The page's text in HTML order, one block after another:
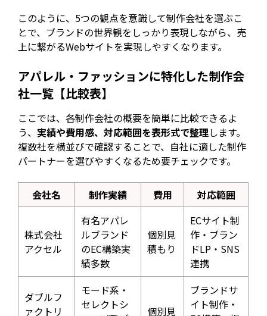
このように、5つの観点を意識して制作会社を選ぶこ
とで、ブランドの世界観をしっかり表現しながら、売
上に繋がるWebサイトを実現しやすくなります。
アパレル・ファッションに特化した制作会
社一覧【比較表】
ここでは、各制作会社の概要を簡単に比較できるよ
う、 実績や費用感、対応範囲を表形式で整理します。
複数社を横並びで確認することで、自社に適した制作
パートナーを選びやすくなるため要チェックです。
会社名 制作実績 費用 対応範囲
株式会社
アクセル
有名アパレ
ルブランド
のEC構築実
績多数
個別見
積もり
ECサイト制
作・ブラン
ドLP・SNS
連携
ダブルフ
ァクトリ
モード系・
セレクトシ
個別見
ブランドサ
イト制作・